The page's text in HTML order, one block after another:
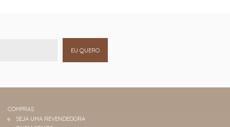
EU QUERO
COMPRAS
SEJA UMA REVENDEDORA